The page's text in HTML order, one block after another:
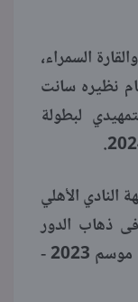
السمراء،
نظيره سانت
لبطولة
النادي الأهلي
ذهاب الدور
التمهيدي لبطولة دوري أبطال إفريقيا موسم 2023 -